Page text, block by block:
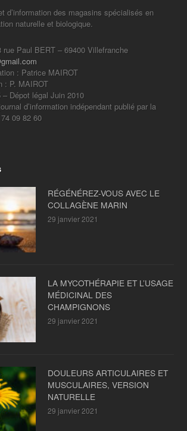
d’information des magasins spécialisés en
naturelle et biologique.
rue Paul BERT – 69400 Villefranche
: Patrice MAIROT
: P. MAIROT
– Dépot légal Juin 2010
d’information indépendant publié par la
09 82 60
RÉGÉNÉREZ-VOUS AVEC LE
COLLAGÈNE MARIN
29 janvier 2021
LA MYCOTHÉRAPIE ET L’USAGE
MÉDICINAL DES
CHAMPIGNONS
29 janvier 2021
DOULEURS ARTICULAIRES ET
MUSCULAIRES, VERSION
NATURELLE
29 janvier 2021